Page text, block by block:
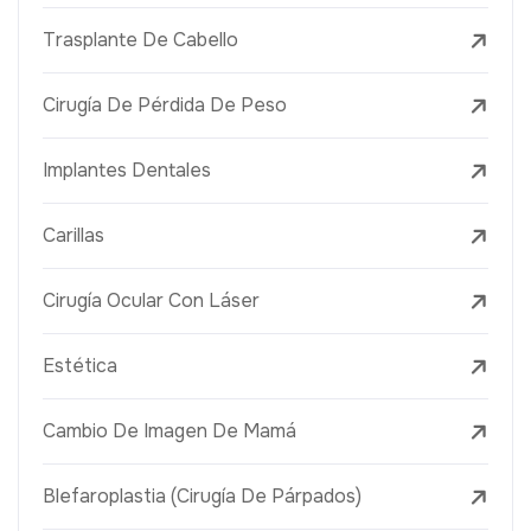
Trasplante De Cabello
Cirugía De Pérdida De Peso
Implantes Dentales
Carillas
Cirugía Ocular Con Láser
Estética
Cambio De Imagen De Mamá
Blefaroplastia (Cirugía De Párpados)